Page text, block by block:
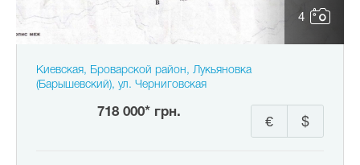
4
Киевская, Броварской район, Лукьяновка
(Барышевский), ул. Черниговская
718 000* грн.
$
€